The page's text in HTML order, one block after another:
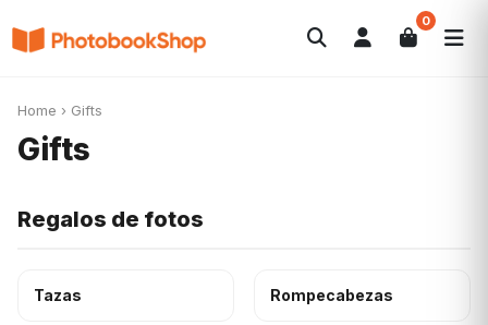
0
Search
Calendarios
Home › Gifts
Gifts
Regalos de fotos
Tazas Rompecabezas